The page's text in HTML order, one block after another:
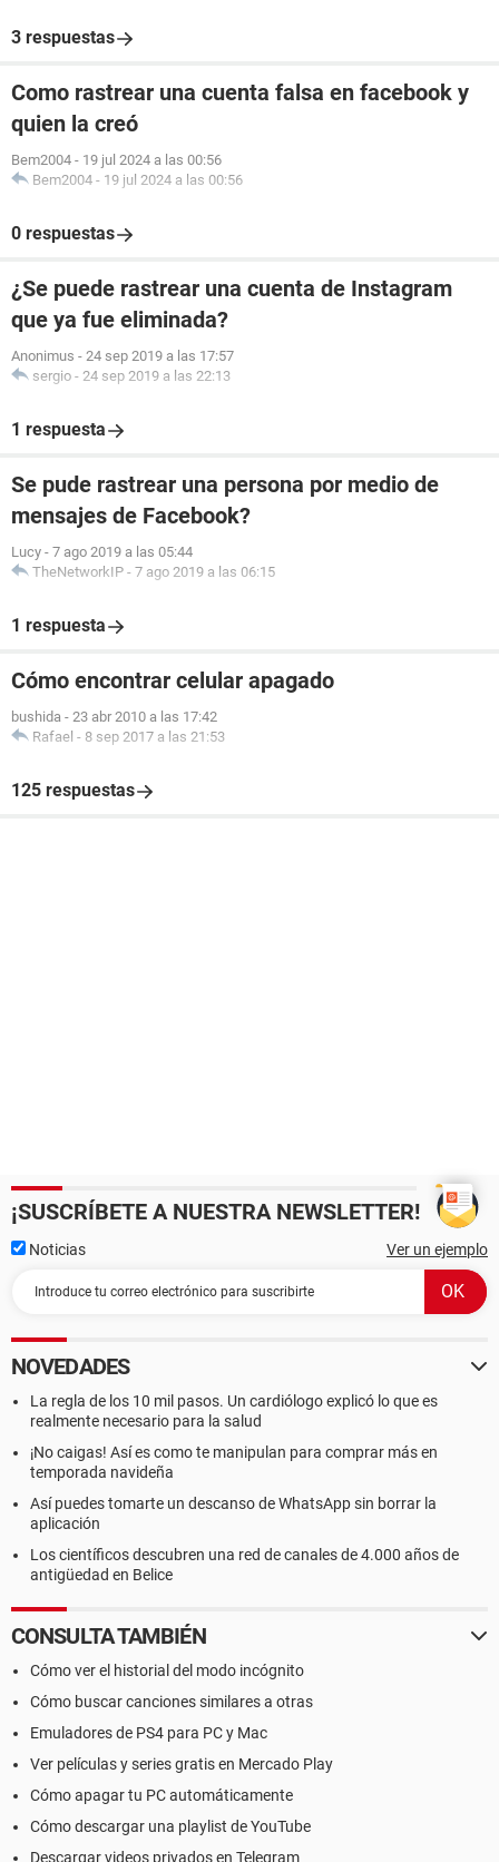
3 respuestas
Como rastrear una cuenta falsa en facebook y
quien la creó
Bem2004 - 19 jul 2024 a las 00:56
Bem2004 - 19 jul 2024 a las 00:56
0 respuestas
¿Se puede rastrear una cuenta de Instagram
que ya fue eliminada?
Anonimus - 24 sep 2019 a las 17:57
sergio - 24 sep 2019 a las 22:13
1 respuesta
Se pude rastrear una persona por medio de
mensajes de Facebook?
Lucy - 7 ago 2019 a las 05:44
TheNetworkIP - 7 ago 2019 a las 06:15
1 respuesta
Cómo encontrar celular apagado
bushida - 23 abr 2010 a las 17:42
Rafael - 8 sep 2017 a las 21:53
125 respuestas
¡SUSCRÍBETE A NUESTRA NEWSLETTER!
Noticias Ver un ejemplo
NOVEDADES
La regla de los 10 mil pasos. Un cardiólogo explicó lo que es
realmente necesario para la salud
¡No caigas! Así es como te manipulan para comprar más en
temporada navideña
Así puedes tomarte un descanso de WhatsApp sin borrar la
aplicación
Los científicos descubren una red de canales de 4.000 años de
antigüedad en Belice
CONSULTA TAMBIÉN
Cómo ver el historial del modo incógnito
Cómo buscar canciones similares a otras
Emuladores de PS4 para PC y Mac
Ver películas y series gratis en Mercado Play
Cómo apagar tu PC automáticamente
Cómo descargar una playlist de YouTube
Descargar videos privados en Telegram